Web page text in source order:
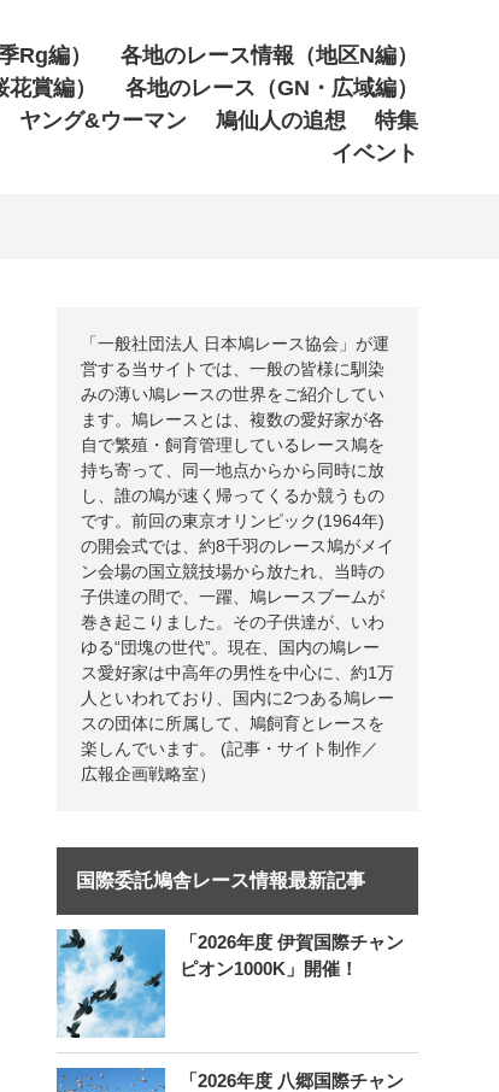
Rg編）
各地のレース情報（地区N編）
賞編）
各地のレース（GN・広域編）
ヤング&ウーマン 鳩仙人の追想
特集
イベント
「一般社団法人 日本鳩レース協会」が運
営する当サイトでは、一般の皆様に馴染
みの薄い鳩レースの世界をご紹介してい
ます。鳩レースとは、複数の愛好家が各
自で繁殖・飼育管理しているレース鳩を
持ち寄って、同一地点からから同時に放
し、誰の鳩が速く帰ってくるか競うもの
です。前回の東京オリンピック(1964年)
の開会式では、約8千羽のレース鳩がメイ
ン会場の国立競技場から放たれ、当時の
子供達の間で、一躍、鳩レースブームが
巻き起こりました。その子供達が、いわ
ゆる“団塊の世代”。現在、国内の鳩レー
ス愛好家は中高年の男性を中心に、約1万
人といわれており、国内に2つある鳩レー
スの団体に所属して、鳩飼育とレースを
楽しんでいます。 (記事・サイト制作／
広報企画戦略室）
国際委託鳩舎レース情報最新記事
「2026年度 伊賀国際チャン
ピオン1000K」開催！
「2026年度 八郷国際チャン